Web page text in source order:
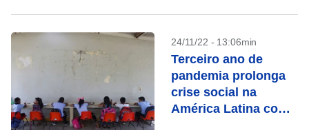
24/11/22 - 13:06min
Terceiro ano de
pandemia prolonga
crise social na
América Latina com